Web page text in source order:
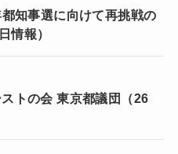
知事選に向けて再挑戦の
情報）
トの会 東京都議団（26